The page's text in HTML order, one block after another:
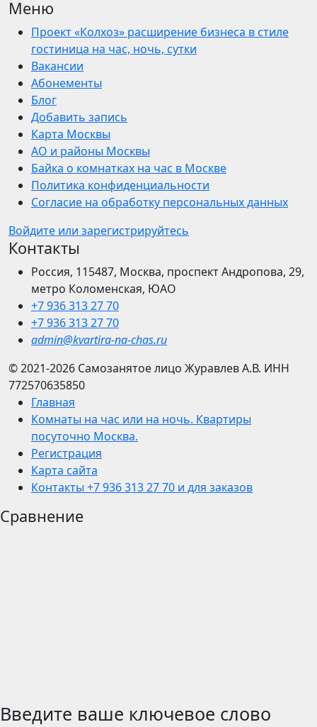
Меню
Проект «Колхоз» расширение бизнеса в стиле
гостиница на час, ночь, сутки
Вакансии
Абонементы
Блог
Добавить запись
Карта Москвы
АО и районы Москвы
Байка о комнатках на час в Москве
Политика конфиденциальности
Согласие на обработку персональных данных
Войдите или зарегистрируйтесь
Контакты
Россия, 115487, Москва, проспект Андропова, 29,
метро Коломенская, ЮАО
+7 936 313 27 70
+7 936 313 27 70
admin@kvartira-na-chas.ru
© 2021-2026 Самозанятое лицо Журавлев А.В. ИНН
772570635850
Главная
Комнаты на час или на ночь. Квартиры
посуточно Москва.
Регистрация
Карта сайта
Контакты +7 936 313 27 70 и для заказов
Сравнение
Введите ваше ключевое слово